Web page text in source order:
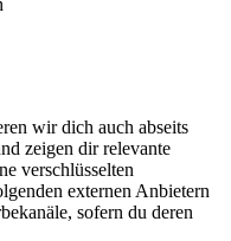
wir dich auch abseits
zeigen dir relevante
verschlüsselten
externen Anbietern
sofern du deren